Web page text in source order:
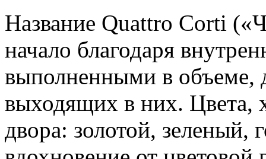
Название Quattro Corti
начало благодаря
выполненными в объеме,
выходящих в них. Цвета,
двора: золотой,